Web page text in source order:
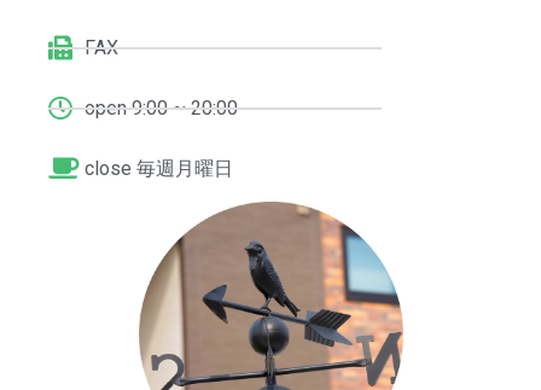
FAX
open 9:00 ~ 20:00
close 毎週月曜日